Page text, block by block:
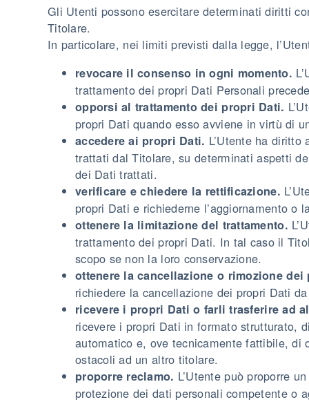
Gli Utenti possono esercitare determinati diritti
Titolare.
In particolare, nei limiti previsti dalla legge,
revocare il consenso in ogni momento.
trattamento dei propri Dati Personali
opporsi al trattamento dei propri Dati.
propri Dati quando esso avviene in virtù di
accedere ai propri Dati. L’Utente ha
trattati dal Titolare, su determinati aspetti
dei Dati trattati.
verificare e chiedere la rettificazione.
propri Dati e richiederne l’aggiornamento o
ottenere la limitazione del trattamento.
trattamento dei propri Dati. In tal caso il
scopo se non la loro conservazione.
ottenere la cancellazione o rimozione
richiedere la cancellazione dei propri Dati
ricevere i propri Dati o farli trasferire ad
ricevere i propri Dati in formato strutturato,
automatico e, ove tecnicamente fattibile, di
ostacoli ad un altro titolare.
proporre reclamo. L’Utente può proporre
protezione dei dati personali competente o